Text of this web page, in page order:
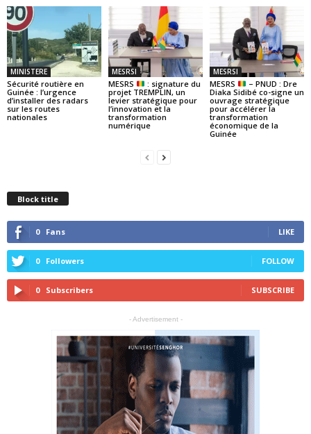
MINISTERE
Sécurité routière en
Guinée : l’urgence
d’installer des radars
sur les routes
nationales
MESRSI
MESRS
: signature du
projet TREMPLIN, un
levier stratégique pour
l’innovation et la
transformation
numérique
MESRSI
MESRS
– PNUD : Dre
Diaka Sidibé co-signe un
ouvrage stratégique
pour accélérer la
transformation
économique de la
Guinée
Block title
0 Fans LIKE
0 Followers FOLLOW
0 Subscribers SUBSCRIBE
- Advertisement -